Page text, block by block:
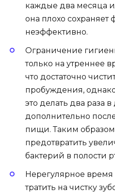
каждые два месяца
она плохо сохраняет
неэффективно.
Ограничение
только на утреннее
что достаточно
пробуждения,
это делать два раза
дополнительно
пищи. Таким
предотвратить
бактерий в полости
Нерегулярное
тратить на чистку